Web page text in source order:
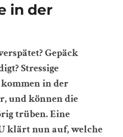
in der
Gepäck
Stressige
in der
und können die
trüben. Eine
klärt nun auf, welche